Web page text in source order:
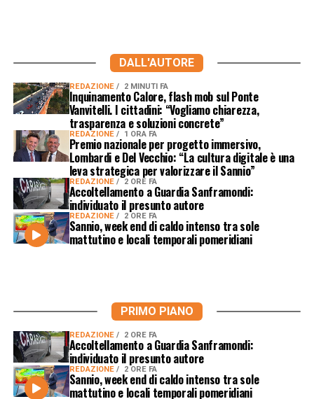
DALL'AUTORE
REDAZIONE 2 MINUTI FA
Inquinamento Calore, flash mob sul Ponte
Vanvitelli. I cittadini: “Vogliamo chiarezza,
trasparenza e soluzioni concrete”
REDAZIONE 1 ORA FA
Premio nazionale per progetto immersivo,
Lombardi e Del Vecchio: “La cultura digitale è una
leva strategica per valorizzare il Sannio”
REDAZIONE 2 ORE FA
Accoltellamento a Guardia Sanframondi:
individuato il presunto autore
REDAZIONE 2 ORE FA
Sannio, week end di caldo intenso tra sole
mattutino e locali temporali pomeridiani
PRIMO PIANO
REDAZIONE 2 ORE FA
Accoltellamento a Guardia Sanframondi:
individuato il presunto autore
REDAZIONE 2 ORE FA
Sannio, week end di caldo intenso tra sole
mattutino e locali temporali pomeridiani